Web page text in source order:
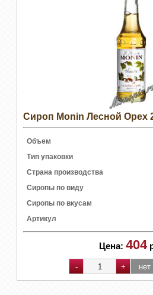
Сироп Monin Лесной Орех
Объем
Тип упаковки
Страна производства
Сиропы по виду
Сиропы по вкусам
Артикул
Цена: 404